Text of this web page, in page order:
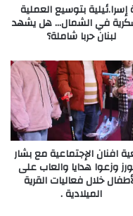
إسرا.ئيلية بتوسيع العملية
في الشمال… هل يشهد
لبنان حربا شاملة؟
افنان الإجتماعية مع بشار
وزعوا هدايا والعاب على
خلال فعاليات القرية
الميلادية .